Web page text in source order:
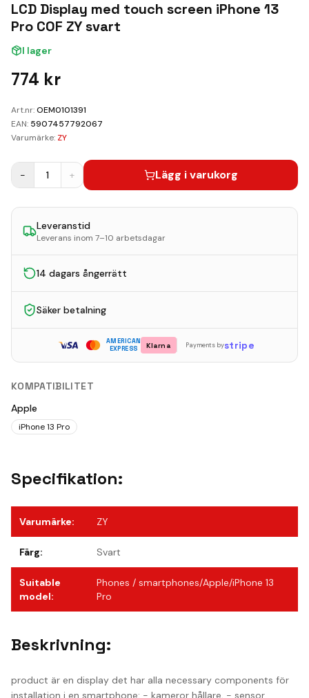
Kundvagn
Boka Reparation
LCD Display med touch screen iPhone 13
Pro COF ZY svart
I lager
774 kr
Art.nr:OEM0101391
EAN: 5907457792067
Varumärke: ZY
− 1 + Lägg i varukorg
Leveranstid
Leverans inom 7–10 arbetsdagar
14 dagars ångerrätt
Säker betalning
AMERICAN
EXPRESS
Klarna Payments bystripe
KOMPATIBILITET
Apple
iPhone 13 Pro
Specifikation:
Varumärke: ZY
Färg: Svart
Suitable
model:
Phones / smartphones/Apple/iPhone 13
Pro
Beskrivning:
product är en display det har alla necessary components för
installation i en smartphone: - kameror hållare, - sensor